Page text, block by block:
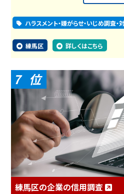
ハラスメント・嫌がらせ・いじめ調査・
練馬区 詳しくはこちら
7
練馬区の企業の信用調査